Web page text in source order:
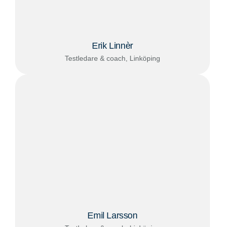
Erik Linnèr
Testledare & coach, Linköping
Emil Larsson